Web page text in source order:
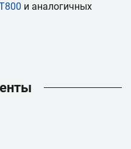
и аналогичных